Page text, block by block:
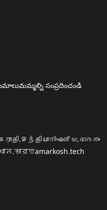
మమ్మల్ని సంప్రదించండి
നിഘണ്ടു.ഭാരതം
amarkosh.tech